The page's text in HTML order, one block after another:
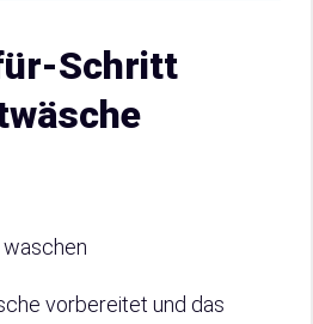
Schritt
vorbereitet und das